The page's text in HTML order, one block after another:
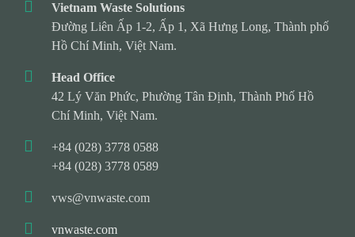
Vietnam Waste Solutions
Đường Liên Ấp 1-2, Ấp 1, Xã Hưng Long, Thành phố
Hồ Chí Minh, Việt Nam.
Head Office
42 Lý Văn Phức, Phường Tân Định, Thành Phố Hồ
Chí Minh, Việt Nam.
+84 (028) 3778 0588
+84 (028) 3778 0589
vws@vnwaste.com
vnwaste.com